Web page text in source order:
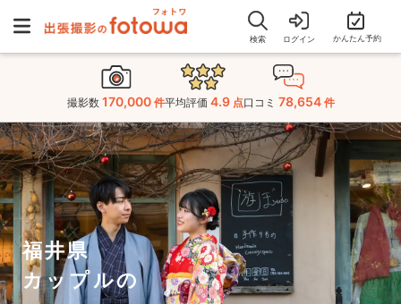
検索 ログイン かんたん予約
撮影数 170,000 件平均評価 4.9 点口コミ 78,654 件
福井県
カップルの